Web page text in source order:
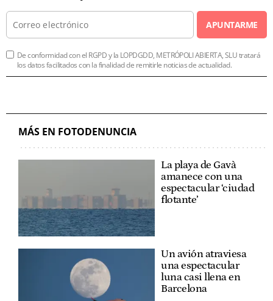
APUNTARME
De conformidad con el RGPD y la LOPDGDD, METRÓPOLI ABIERTA, SLU tratará
los datos facilitados con la finalidad de remitirle noticias de actualidad.
MÁS EN FOTODENUNCIA
La playa de Gavà
amanece con una
espectacular ‘ciudad
flotante’
Un avión atraviesa
una espectacular
luna casi llena en
Barcelona